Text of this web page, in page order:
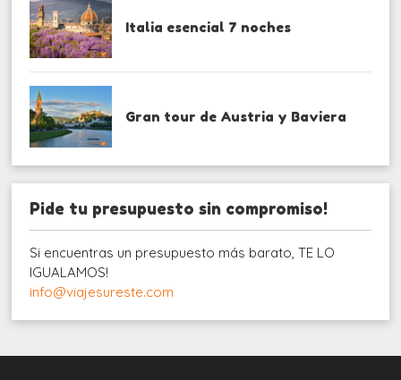
Italia esencial 7 noches
Gran tour de Austria y Baviera
Pide tu presupuesto sin compromiso!
Si encuentras un presupuesto más barato, TE LO
IGUALAMOS!
info@viajesureste.com